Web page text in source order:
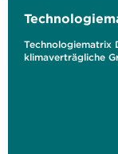
Technologiematrix
klimaverträgliche